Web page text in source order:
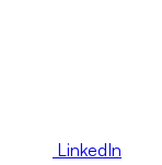
LinkedIn